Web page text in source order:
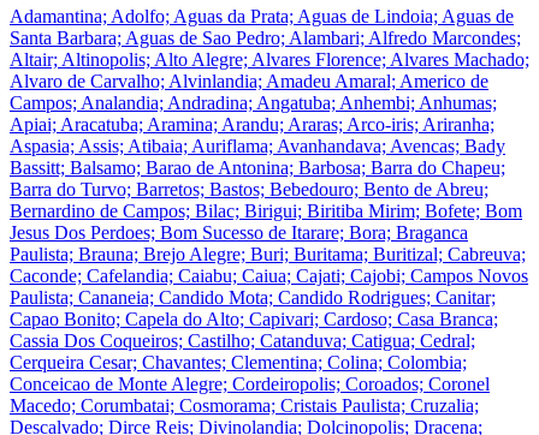
Adamantina; Adolfo; Aguas da Prata; Aguas de Lindoia; Aguas de
Santa Barbara; Aguas de Sao Pedro; Alambari; Alfredo Marcondes;
Altair; Altinopolis; Alto Alegre; Alvares Florence; Alvares Machado;
Alvaro de Carvalho; Alvinlandia; Amadeu Amaral; Americo de
Campos; Analandia; Andradina; Angatuba; Anhembi; Anhumas;
Apiai; Aracatuba; Aramina; Arandu; Araras; Arco-iris; Ariranha;
Aspasia; Assis; Atibaia; Auriflama; Avanhandava; Avencas; Bady
Bassitt; Balsamo; Barao de Antonina; Barbosa; Barra do Chapeu;
Barra do Turvo; Barretos; Bastos; Bebedouro; Bento de Abreu;
Bernardino de Campos; Bilac; Birigui; Biritiba Mirim; Bofete; Bom
Jesus Dos Perdoes; Bom Sucesso de Itarare; Bora; Braganca
Paulista; Brauna; Brejo Alegre; Buri; Buritama; Buritizal; Cabreuva;
Caconde; Cafelandia; Caiabu; Caiua; Cajati; Cajobi; Campos Novos
Paulista; Cananeia; Candido Mota; Candido Rodrigues; Canitar;
Capao Bonito; Capela do Alto; Capivari; Cardoso; Casa Branca;
Cassia Dos Coqueiros; Castilho; Catanduva; Catigua; Cedral;
Cerqueira Cesar; Chavantes; Clementina; Colina; Colombia;
Conceicao de Monte Alegre; Cordeiropolis; Coroados; Coronel
Macedo; Corumbatai; Cosmorama; Cristais Paulista; Cruzalia;
Descalvado; Dirce Reis; Divinolandia; Dolcinopolis; Dracena;